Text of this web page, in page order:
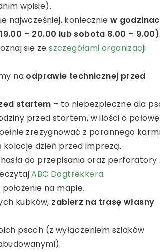
wpisie).
najwcześniej, koniecznie w
– 20.00 lub sobota 8.00 – 9.00).
się zeszczegółami organizacji
na odprawie technicznej przed
startem – to niebezpieczne dla
przed startem, w ilości o połowę
zrezygnować z porannego
dzień przed imprezą.
do przepisania oraz perforatory .
ABC Dogtrekkera.
na mapie.
kubków, zabierz na trasę własny
psach (z wyłączeniem szlaków